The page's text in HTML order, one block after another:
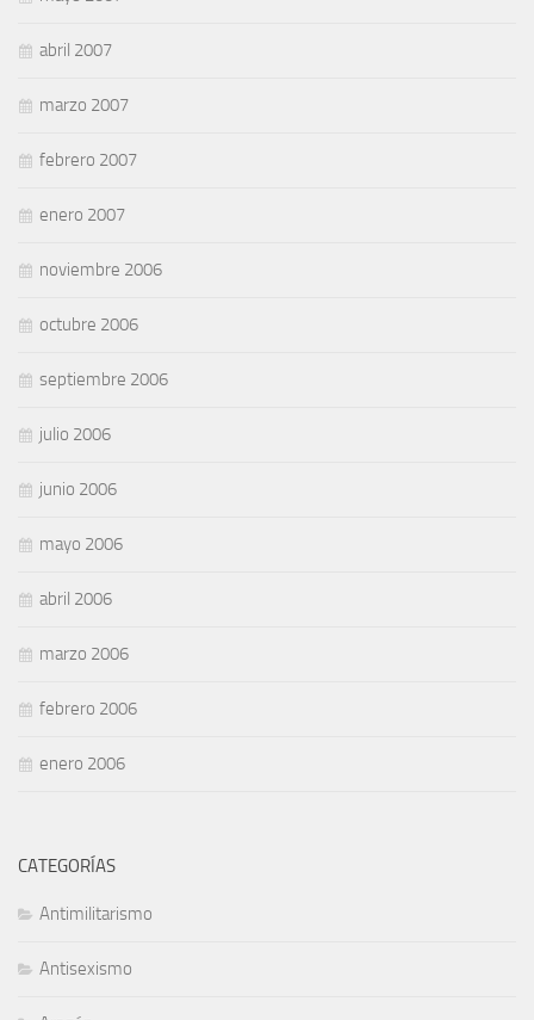
abril 2007
marzo 2007
febrero 2007
enero 2007
noviembre 2006
octubre 2006
septiembre 2006
julio 2006
junio 2006
mayo 2006
abril 2006
marzo 2006
febrero 2006
enero 2006
CATEGORÍAS
Antimilitarismo
Antisexismo